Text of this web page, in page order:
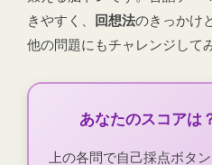
きやすく、
回想法のきっかけ
他の問題にもチャレンジして
あなたのスコアは
上の各問で自己採点ボタ